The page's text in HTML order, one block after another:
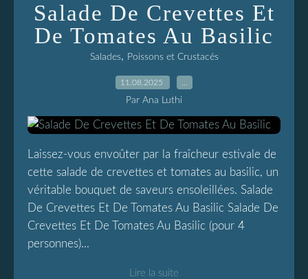
Salade De Crevettes Et
De Tomates Au Basilic
Salades, Poissons et Crustacés
11.08.2025
Par Ana Luthi
Laissez-vous envoûter par la fraîcheur estivale de
cette salade de crevettes et tomates au basilic, un
véritable bouquet de saveurs ensoleillées. Salade
De Crevettes Et De Tomates Au Basilic Salade De
Crevettes Et De Tomates Au Basilic (pour 4
personnes)...
Lire la suite